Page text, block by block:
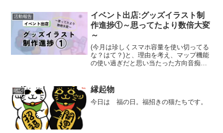
行ってじっくり読...
活動報告
イベント出店:グッズイラスト制
作進捗①～思ってたより数倍大変
～
(今月は珍しくスマホ容量を使い切ってる
な？はて？)と、理由を考え、マップ機能
の使い過ぎだと思い当たった方向音痴
ぁと思ったらこれだ。近所の散歩でもよ
く迷う...
雑記 縁起物
今日は 福の日。福招きの猫たちです。